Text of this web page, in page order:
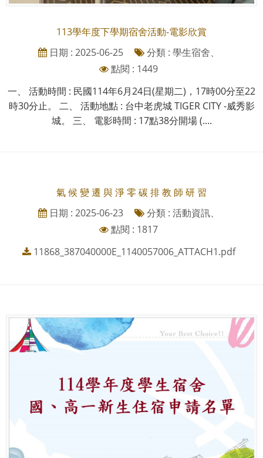
113學年度下學期宿舍活動-電影欣賞
日期 : 2025-06-25
分類 : 學生宿舍、
點閱 : 1449
一、 活動時間 : 民國114年6月24日(星期二)，17時00分至22
時30分止。 二、 活動地點 : 台中老虎城 TIGER CITY -威秀影
城。 三、 電影時間 : 17點38分開場 (....
氣 候 變 遷 與 淨 零 碳 排 教 師 研 習
日期 : 2025-06-23
分類 : 活動資訊、
點閱 : 1817
11868_387040000E_1140057006_ATTACH1.pdf